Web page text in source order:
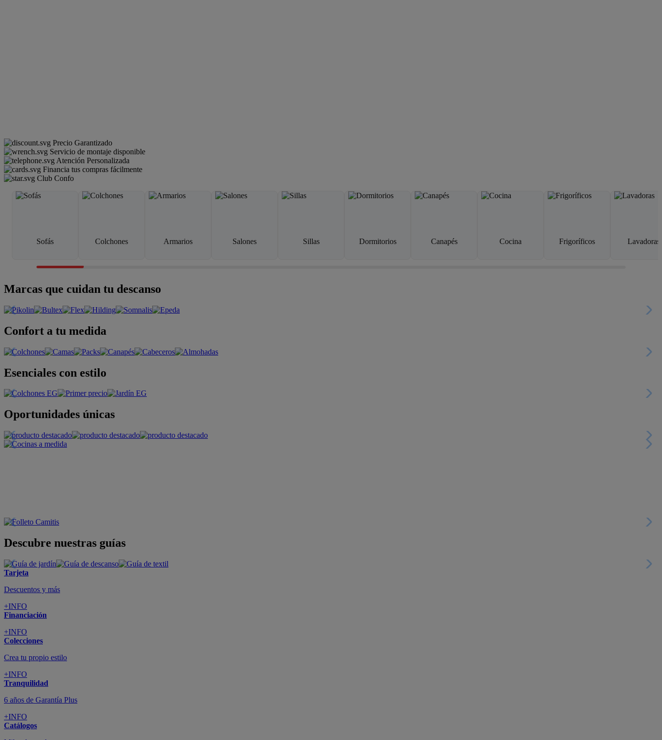
Precio Garantizado
Servicio de montaje disponible
Atención Personalizada
Financia tus compras fácilmente
Club Confo
Sofás Colchones Armarios Salones Sillas Dormitorios Canapés Cocina Frigoríficos Lavadoras
Marcas que cuidan tu descanso
Confort a tu medida
Esenciales con estilo
Oportunidades únicas
Descubre nuestras guías
Tarjeta
Descuentos y más
+INFO
Financiación
+INFO
Colecciones
Crea tu propio estilo
+INFO
Tranquilidad
6 años de Garantía Plus
+INFO
Catálogos